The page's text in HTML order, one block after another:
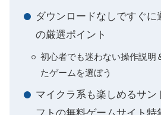
ダウンロードなしですぐに
の厳選ポイント
初心者でも迷わない操作説明
たゲームを選ぼう
マイクラ系も楽しめるサン